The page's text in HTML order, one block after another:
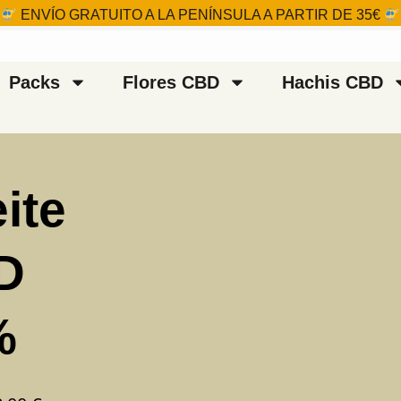
ENVÍO GRATUITO A LA PENÍNSULA A PARTIR DE 35€
Packs Flores CBD Hachis CBD